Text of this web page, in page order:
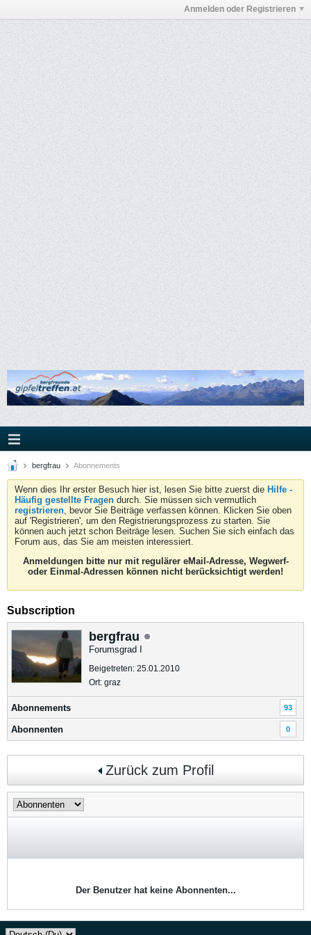
Anmelden oder Registrieren
bergfrau Abonnements
Wenn dies Ihr erster Besuch hier ist, lesen Sie bitte zuerst die Hilfe -
Häufig gestellte Fragen durch. Sie müssen sich vermutlich
registrieren, bevor Sie Beiträge verfassen können. Klicken Sie oben
auf 'Registrieren', um den Registrierungsprozess zu starten. Sie
können auch jetzt schon Beiträge lesen. Suchen Sie sich einfach das
Forum aus, das Sie am meisten interessiert.
Anmeldungen bitte nur mit regulärer eMail-Adresse, Wegwerf-
oder Einmal-Adressen können nicht berücksichtigt werden!
Subscription
bergfrau
Forumsgrad I
Beigetreten: 25.01.2010
Ort: graz
Abonnements 93
Abonnenten 0
Zurück zum Profil
Der Benutzer hat keine Abonnenten...